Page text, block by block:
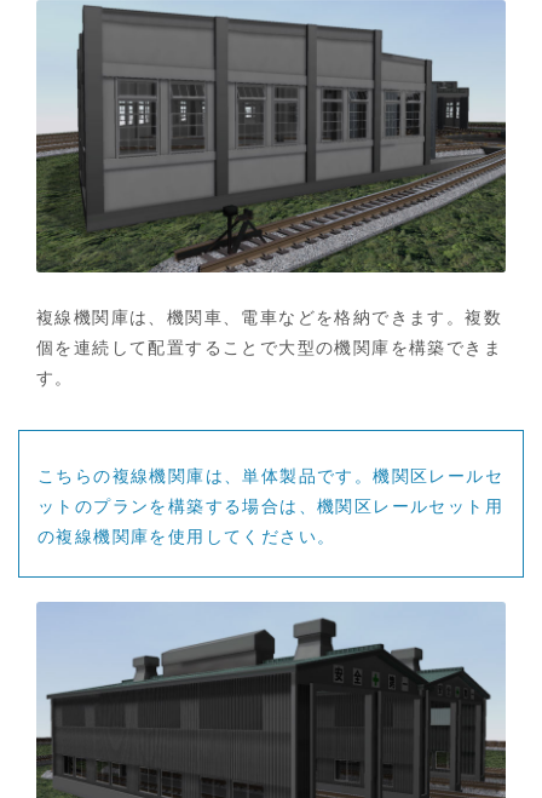
複線機関庫は、機関車、電車などを格納できます。複数
個を連続して配置することで大型の機関庫を構築できま
す。
こちらの複線機関庫は、単体製品です。機関区レールセ
ットのプランを構築する場合は、機関区レールセット用
の複線機関庫を使用してください。